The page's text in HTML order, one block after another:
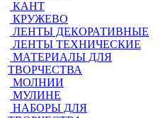
КАНТ
КРУЖЕВО
ЛЕНТЫ ДЕКОРАТИВНЫЕ
ЛЕНТЫ ТЕХНИЧЕСКИЕ
МАТЕРИАЛЫ ДЛЯ
ТВОРЧЕСТВА
МОЛНИИ
МУЛИНЕ
НАБОРЫ ДЛЯ